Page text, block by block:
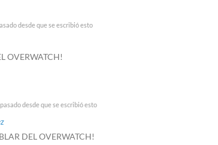
desde que se escribió esto
OVERWATCH!
desde que se escribió esto
DEL OVERWATCH!